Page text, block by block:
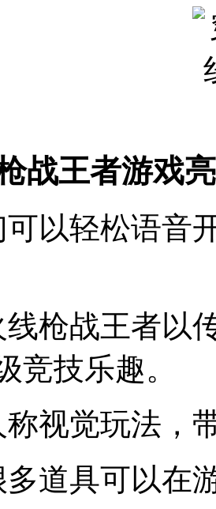
战王者游戏
可以轻松语音
线枪战王者以
竞技乐趣。
称视觉玩法，
道具可以在